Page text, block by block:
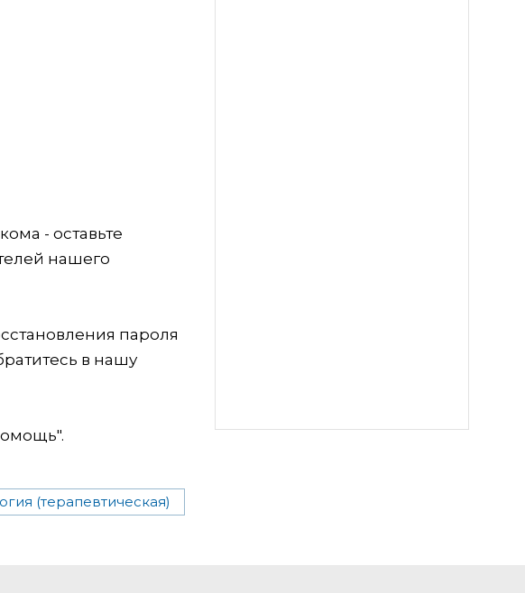
- оставьте
нашего
пароля
в нашу
(терапевтическая)